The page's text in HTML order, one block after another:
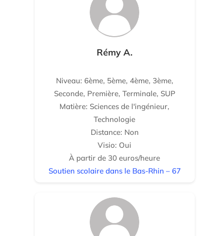
Rémy A.
Niveau: 6ème, 5ème, 4ème, 3ème,
Seconde, Première, Terminale, SUP
Matière: Sciences de l'ingénieur,
Technologie
Distance: Non
Visio: Oui
À partir de 30 euros/heure
Soutien scolaire dans le Bas-Rhin – 67